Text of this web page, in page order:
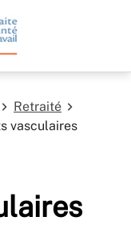
Retraité
vasculaires